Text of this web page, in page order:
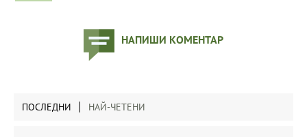
НАПИШИ КОМЕНТАР
ПОСЛЕДНИ НАЙ-ЧЕТЕНИ